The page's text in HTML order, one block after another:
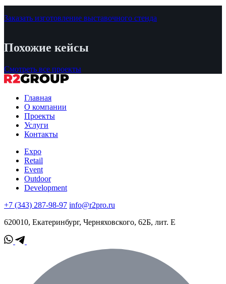
Заказать изготовление выставочного стенда
Похожие кейсы
Смотреть все проекты
Главная
О компании
Проекты
Услуги
Контакты
Expo
Retail
Event
Outdoor
Development
+7 (343) 287-98-97 info@r2pro.ru
620010, Екатеринбург, Черняховского, 62Б, лит. Е